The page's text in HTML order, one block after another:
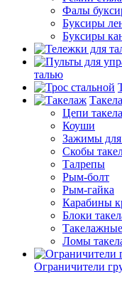
Фалы
Буксиры
Буксиры
талью
Цепи
Коуши
Зажимы для
Скобы
Талрепы
Рым-болт
Рым-гайка
Карабины
Блоки
Ломы
Ограничители